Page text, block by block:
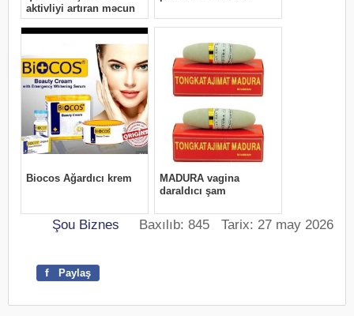
Şou Biznes Baxılıb: 845 Tarix: 27 may 2026
f Paylaş